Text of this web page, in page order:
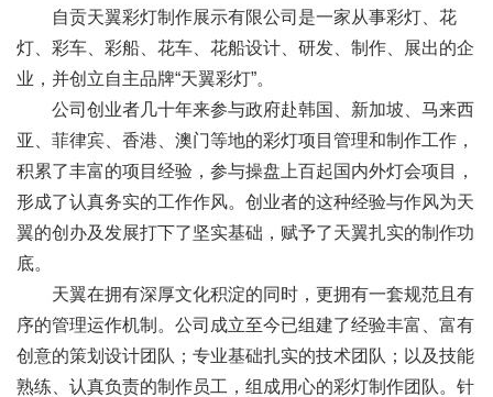
自贡天翼彩灯制作展示有限公司是一家从事彩灯、花
灯、彩车、彩船、花车、花船设计、研发、制作、展出的企
业，并创立自主品牌“天翼彩灯”。
公司创业者几十年来参与政府赴韩国、新加坡、马来西
亚、菲律宾、香港、澳门等地的彩灯项目管理和制作工作，
积累了丰富的项目经验，参与操盘上百起国内外灯会项目，
形成了认真务实的工作作风。创业者的这种经验与作风为天
翼的创办及发展打下了坚实基础，赋予了天翼扎实的制作功
底。
天翼在拥有深厚文化积淀的同时，更拥有一套规范且有
序的管理运作机制。公司成立至今已组建了经验丰富、富有
创意的策划设计团队；专业基础扎实的技术团队；以及技能
熟练、认真负责的制作员工，组成用心的彩灯制作团队。针